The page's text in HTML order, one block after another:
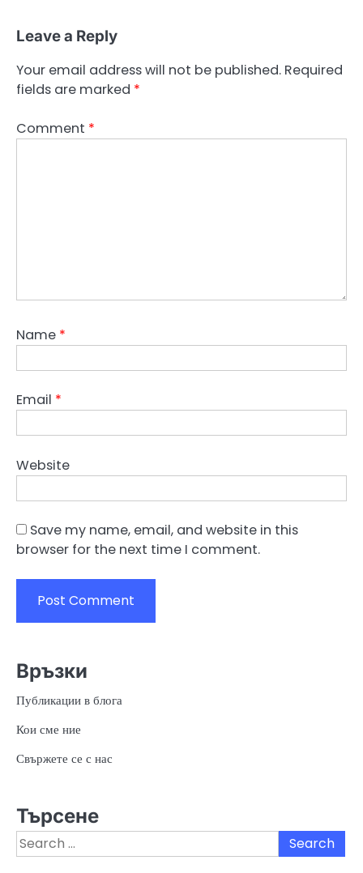
Leave a Reply
Your email address will not be published. Required
fields are marked *
Comment *
Name *
Email *
Website
Save my name, email, and website in this
browser for the next time I comment.
Връзки
Публикации в блога
Кои сме ние
Свържете се с нас
Търсене
Search
for: